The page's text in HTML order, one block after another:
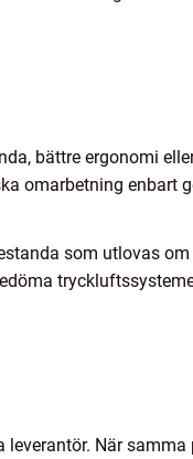
bättre ergonomi
omarbetning enbart
som utlovas
När samma